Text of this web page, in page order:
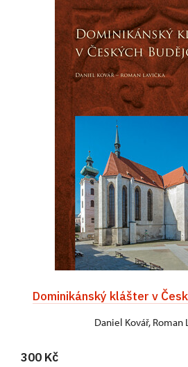
Dominikánský klášter v
Daniel Kovář, Roman
300 Kč